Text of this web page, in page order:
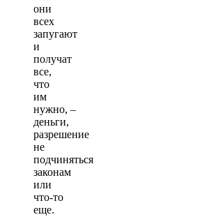
они
всех
запугают
и
получат
все,
что
им
нужно, –
деньги,
разрешение
не
подчиняться
законам
или
что-то
еще.